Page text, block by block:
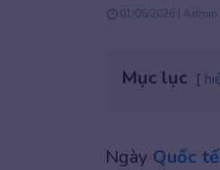
01/06/2026 | Admin
Mục lục
Ngày Quốc